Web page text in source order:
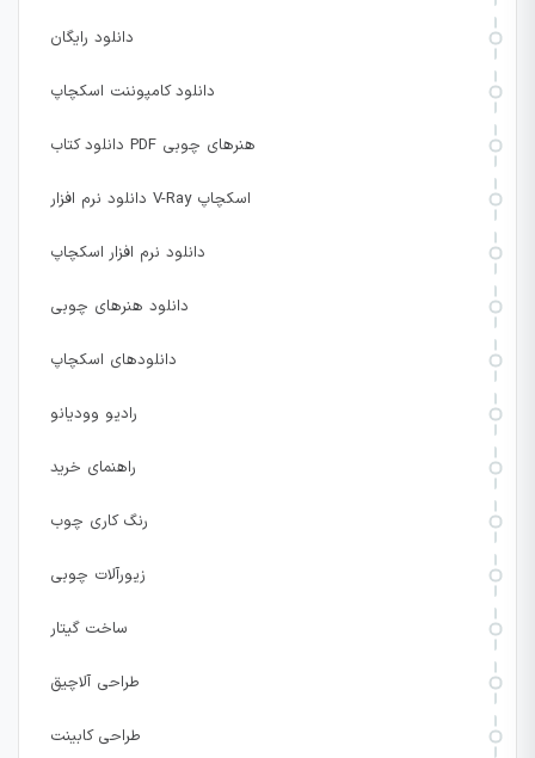
دانلود رایگان
دانلود کامپوننت اسکچاپ
دانلود کتاب PDF هنرهای چوبی
دانلود نرم افزار V-Ray اسکچاپ
دانلود نرم افزار اسکچاپ
دانلود هنرهای چوبی
دانلودهای اسکچاپ
رادیو وودیانو
راهنمای خرید
رنگ کاری چوب
زیورآلات چوبی
ساخت گیتار
طراحی آلاچیق
طراحی کابینت